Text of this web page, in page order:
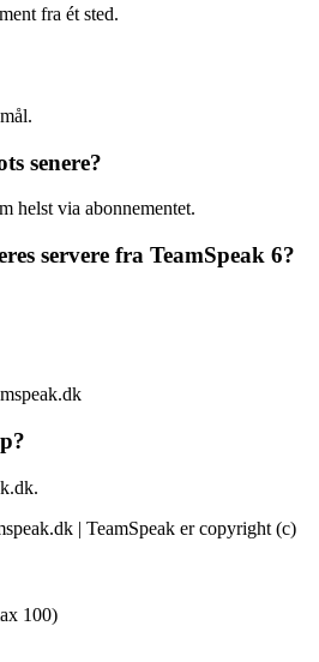
fra ét sted.
senere?
helst via abonnementet.
servere fra TeamSpeak 6?
.
| TeamSpeak er copyright (c)
100)